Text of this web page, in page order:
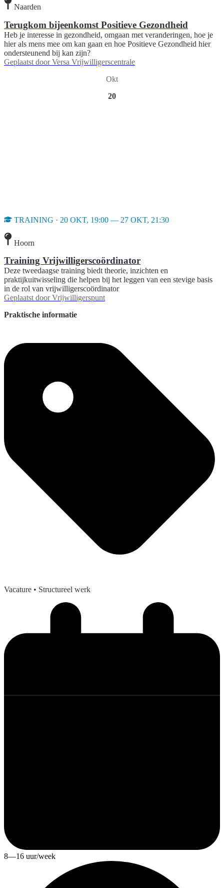
Naarden
Terugkom bijeenkomst Positieve Gezondheid
Heb je interesse in gezondheid, omgaan met veranderingen, hoe je
hier als mens mee om kan gaan en hoe Positieve Gezondheid hier
ondersteunend bij kan zijn?
Geplaatst door Versa Vrijwilligerscentrale
Okt
20
TRAINING · 20 OKT, 19:00 — 27 OKT, 21:30
Hoorn
Training Vrijwilligerscoördinator
Deze tweedaagse training biedt theorie, inzichten en
praktijkuitwisseling die helpen bij het leggen van een stevige basis
in de rol van vrijwilligerscoördinator
Geplaatst door Vrijwilligerspunt
Praktische informatie
Vacature • Structureel werk
8—16 uur/week